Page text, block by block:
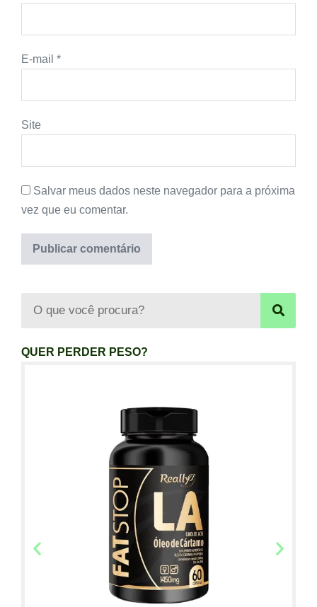
E-mail *
Site
Salvar meus dados neste navegador para a próxima
vez que eu comentar.
QUER PERDER PESO?